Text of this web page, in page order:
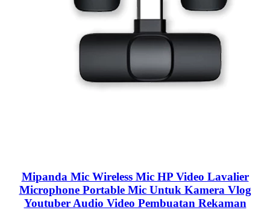
Mipanda Mic Wireless Mic HP Video Lavalier
Microphone Portable Mic Untuk Kamera Vlog
Youtuber Audio Video Pembuatan Rekaman